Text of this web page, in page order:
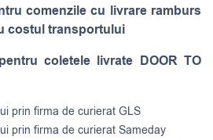
comenzile cu livrare ramburs
costul transportului
coletele livrate DOOR TO
prin firma de curierat GLS
prin firma de curierat Sameday